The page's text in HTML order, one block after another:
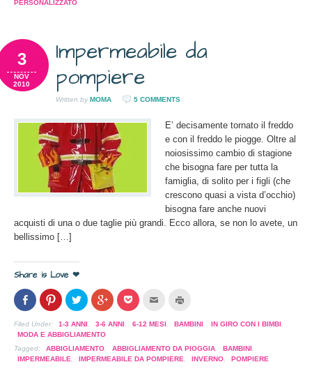
nuova
finestra)
PERSONALIZZATO
Impermeabile da
pompiere
3
NOV
2010
Written by MOMA 5 COMMENTS
E’ decisamente tornato il freddo
e con il freddo le piogge. Oltre al
noiosissimo cambio di stagione
che bisogna fare per tutta la
famiglia, di solito per i figli (che
crescono quasi a vista d’occhio)
bisogna fare anche nuovi
acquisti di una o due taglie più grandi. Ecco allora, se non lo avete, un
bellissimo […]
Share is Love ❤
Condividi
su
Facebook
(Si
apre
in
una
nuova
finestra)
Clicca
per
condividere
su
Pinterest
(Si
apre
in
una
Clicca
per
condividere
su
Twitter
(Si
apre
in
una
Clicca
per
condividere
su
apre
in
una
Clicca
per
su
apre
in
una
Clicca
l'articolo
ad
un
amico
(Si
una
nuova
finestra)
Filed Under: 1-3 ANNI 3-6 ANNI 6-12 MESI BAMBINI IN GIRO CON I BIMBI
MODA E ABBIGLIAMENTO
Tagged:
ABBIGLIAMENTO ABBIGLIAMENTO DA PIOGGIA BAMBINI
IMPERMEABILE
IMPERMEABILE DA POMPIERE INVERNO POMPIERE